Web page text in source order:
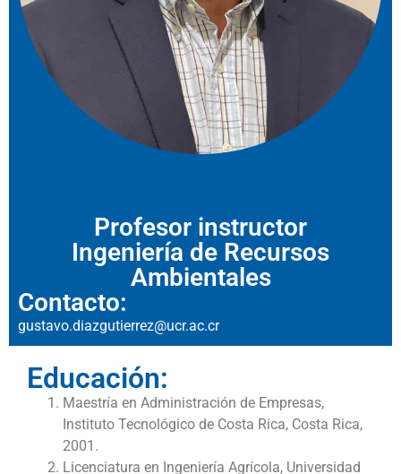
Profesor instructor
Ingeniería de Recursos
Ambientales
Contacto:
gustavo.diazgutierrez@ucr.ac.cr
Educación:
Maestría en Administración de Empresas,
Instituto Tecnológico de Costa Rica, Costa Rica,
2001.
Licenciatura en Ingeniería Agrícola, Universidad